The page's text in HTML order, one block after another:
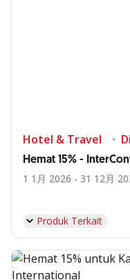
Hotel & Travel
Hemat 15% -
1 1月 2026 - 31 12月
Produk Terkait